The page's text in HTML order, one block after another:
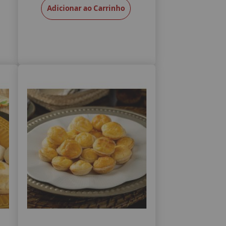
Adicionar ao Carrinho